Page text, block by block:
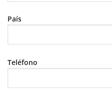
País
Teléfono